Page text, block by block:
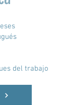
del trabajo